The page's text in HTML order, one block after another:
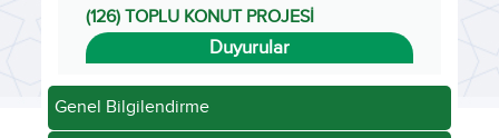
(126) TOPLU KONUT PROJESİ
Duyurular
Genel Bilgilendirme